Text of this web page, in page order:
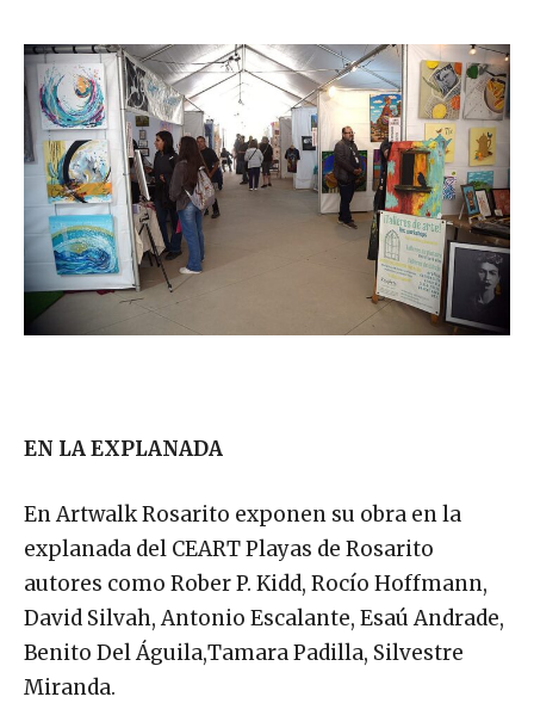
EN LA EXPLANADA
En Artwalk Rosarito exponen su obra en la
explanada del CEART Playas de Rosarito
autores como Rober P. Kidd, Rocío Hoffmann,
David Silvah, Antonio Escalante, Esaú Andrade,
Benito Del Águila,Tamara Padilla, Silvestre
Miranda.